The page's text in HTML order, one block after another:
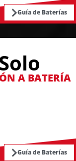
Guía de Baterías
A BATERÍA
Guía de Baterías